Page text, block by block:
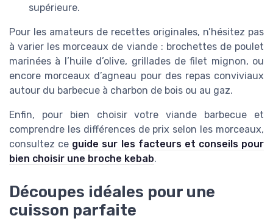
supérieure.
Pour les amateurs de recettes originales, n’hésitez pas
à varier les morceaux de viande : brochettes de poulet
marinées à l’huile d’olive, grillades de filet mignon, ou
encore morceaux d’agneau pour des repas conviviaux
autour du barbecue à charbon de bois ou au gaz.
Enfin, pour bien choisir votre viande barbecue et
comprendre les différences de prix selon les morceaux,
consultez ce guide sur les facteurs et conseils pour
bien choisir une broche kebab.
Découpes idéales pour une
cuisson parfaite